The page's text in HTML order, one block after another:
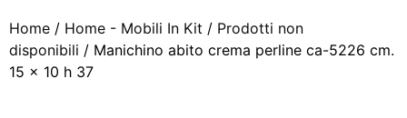
Home / Home - Mobili In Kit / Prodotti non
disponibili / Manichino abito crema perline ca-5226 cm.
15 x 10 h 37